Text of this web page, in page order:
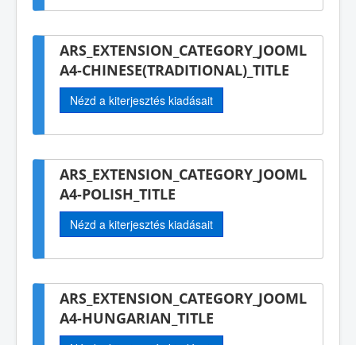
ARS_EXTENSION_CATEGORY_JOOML
A4-CHINESE(TRADITIONAL)_TITLE
Nézd a kiterjesztés kiadásait
ARS_EXTENSION_CATEGORY_JOOML
A4-POLISH_TITLE
Nézd a kiterjesztés kiadásait
ARS_EXTENSION_CATEGORY_JOOML
A4-HUNGARIAN_TITLE